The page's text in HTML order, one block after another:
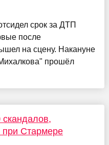
срок за ДТП
после
на сцену. Накануне
прошёл
при Стармере